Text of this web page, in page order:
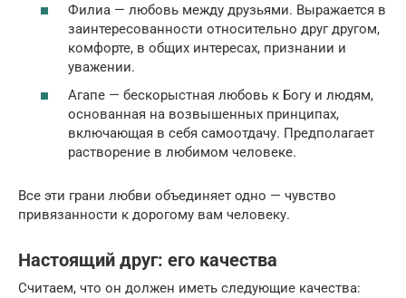
Филиа — любовь между друзьями. Выражается в
заинтересованности относительно друг другом,
комфорте, в общих интересах, признании и
уважении.
Агапе — бескорыстная любовь к Богу и людям,
основанная на возвышенных принципах,
включающая в себя самоотдачу. Предполагает
растворение в любимом человеке.
Все эти грани любви объединяет одно — чувство
привязанности к дорогому вам человеку.
Настоящий друг: его качества
Считаем, что он должен иметь следующие качества: